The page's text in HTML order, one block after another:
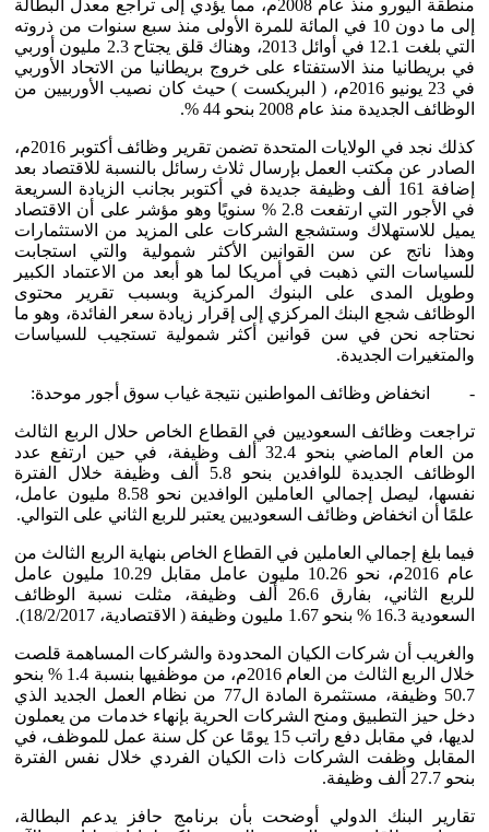
منطقة اليورو منذ عام 2008م، مما يؤدي إلى تراجع معدل البطالة
إلى ما دون 10 في المائة للمرة الأولى منذ سبع سنوات من ذروته
التي بلغت 12.1 في أوائل 2013، وهناك قلق يجتاح 2.3 مليون أوربي
في بريطانيا منذ الاستفتاء على خروج بريطانيا من الاتحاد الأوربي
في 23 يونيو 2016م، ( البريكست ) حيث كان نصيب الأوربيين من
الوظائف الجديدة منذ عام 2008 بنحو 44 %.
كذلك نجد في الولايات المتحدة تضمن تقرير وظائف أكتوبر 2016م،
الصادر عن مكتب العمل بإرسال ثلاث رسائل بالنسبة للاقتصاد بعد
إضافة 161 ألف وظيفة جديدة في أكتوبر بجانب الزيادة السريعة
في الأجور التي ارتفعت 2.8 % سنويًا وهو مؤشر على أن الاقتصاد
يميل للاستهلاك وستشجع الشركات على المزيد من الاستثمارات
وهذا ناتج عن سن القوانين الأكثر شمولية والتي استجابت
للسياسات التي ذهبت في أمريكا لما هو أبعد من الاعتماد الكبير
وطويل المدى على البنوك المركزية وبسبب تقرير محتوى
الوظائف شجع البنك المركزي إلى إقرار زيادة سعر الفائدة، وهو ما
نحتاجه نحن في سن قوانين أكثر شمولية تستجيب للسياسات
والمتغيرات الجديدة.
- انخفاض وظائف المواطنين نتيجة غياب سوق أجور موحدة:
تراجعت وظائف السعوديين في القطاع الخاص حلال الربع الثالث
من العام الماضي بنحو 32.4 ألف وظيفة، في حين ارتفع عدد
الوظائف الجديدة للوافدين بنحو 5.8 ألف وظيفة خلال الفترة
نفسها، ليصل إجمالي العاملين الوافدين نحو 8.58 مليون عامل،
علمًا أن انخفاض وظائف السعوديين يعتبر للربع الثاني على التوالي.
فيما بلغ إجمالي العاملين في القطاع الخاص بنهاية الربع الثالث من
عام 2016م، نحو 10.26 مليون عامل مقابل 10.29 مليون عامل
للربع الثاني، بفارق 26.6 ألف وظيفة، مثلت نسبة الوظائف
السعودية 16.3 % بنحو 1.67 مليون وظيفة ( الاقتصادية، 18/2/2017).
والغريب أن شركات الكيان المحدودة والشركات المساهمة قلصت
خلال الربع الثالث من العام 2016م، من موظفيها بنسبة 1.4 % بنحو
50.7 وظيفة، مستثمرة المادة ال77 من نظام العمل الجديد الذي
دخل حيز التطبيق ومنح الشركات الحرية بإنهاء خدمات من يعملون
لديها، في مقابل دفع راتب 15 يومًا عن كل سنة عمل للموظف، في
المقابل وظفت الشركات ذات الكيان الفردي خلال نفس الفترة
بنحو 27.7 ألف وظيفة.
تقارير البنك الدولي أوضحت بأن برنامج حافز يدعم البطالة،